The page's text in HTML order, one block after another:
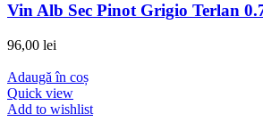
Vin Alb Sec Pinot Grigio Terlan
96,00 lei
Adaugă în coș
Quick view
Add to wishlist